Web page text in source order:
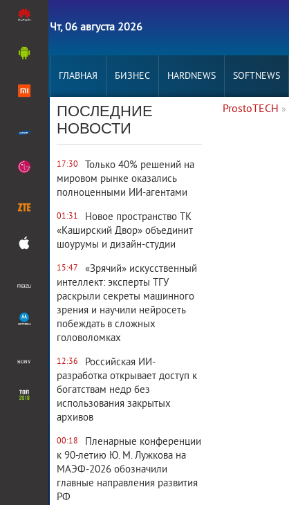
Чт, 06 августа 2026
ГЛАВНАЯ БИЗНЕС HARDNEWS SOFTNEWS
ПОСЛЕДНИЕ
НОВОСТИ
17:30
Только 40% решений на
мировом рынке оказались
полноценными ИИ-агентами
01:31
Новое пространство ТК
«Каширский Двор» объединит
шоурумы и дизайн-студии
15:47
«Зрячий» искусственный
интеллект: эксперты ТГУ
раскрыли секреты машинного
зрения и научили нейросеть
побеждать в сложных
головоломках
12:36
Российская ИИ-
разработка открывает доступ к
богатствам недр без
использования закрытых
архивов
00:18
Пленарные конференции
к 90-летию Ю. М. Лужкова на
МАЭФ-2026 обозначили
главные направления развития
РФ
ProstoTECH »
2 925 0